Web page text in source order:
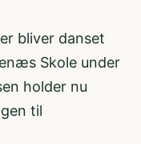
bliver danset
Skole under
holder nu
til